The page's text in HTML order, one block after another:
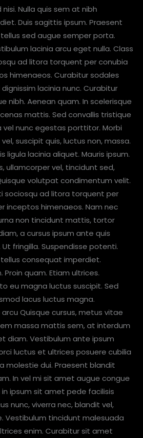
Nulla quis sem at nibh
Duis sagittis ipsum. Praesent
sed augue semper porta.
lacinia arcu eget nulla. Class
ad litora torquent per conubia
himenaeos. Curabitur sodales
dignissim lacinia nunc. Curabitur
nibh. Aenean quam. In scelerisque
mattis. Sed convallis tristique
vel nunc egestas porttitor. Morbi
suscipit quis, luctus non, massa.
ligula lacinia aliquet. Mauris ipsum.
ullamcorper vel, tincidunt sed,
volutpat condimentum velit.
sociosqu ad litora torquent per
inceptos himenaeos. Nam nec
non tincidunt mattis, tortor
a cursus ipsum ante quis
Ut fringilla. Suspendisse potenti.
consequat imperdiet.
Proin quam. Etiam ultrices.
eu magna luctus suscipit. Sed
lacus luctus magna.
Quisque cursus, metus vitae
massa mattis sem, at interdum
diam. Vestibulum ante ipsum
luctus et ultrices posuere cubilia
molestie dui. Praesent blandit
In vel mi sit amet augue congue
ipsum sit amet pede facilisis
nunc, viverra nec, blandit vel,
Vestibulum tincidunt malesuada
enim. Curabitur sit amet